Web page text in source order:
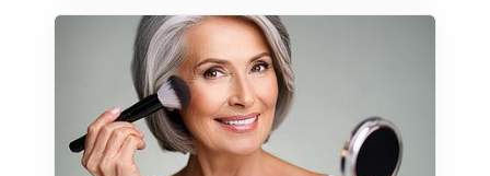
Passar dig som har normalt till känsligt
tandkött eller tunn emalj eftersom
sammansättningen är helt PH-neutral vilket
gör att den inte skadar dina tänder eller
tandkött. Samma behandlingsmetod som
hos tandläkaren, men 70-95 % billigare. Läs
mer om Dentway Starter Kit här.